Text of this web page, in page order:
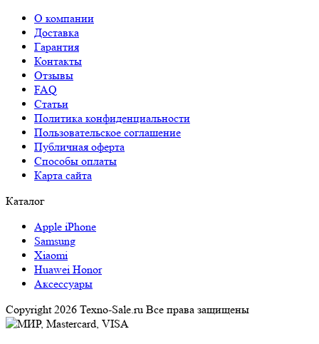
О компании
Доставка
Гарантия
Контакты
Отзывы
FAQ
Статьи
Политика конфиденциальности
Пользовательское соглашение
Публичная оферта
Способы оплаты
Карта сайта
Каталог
Apple iPhone
Samsung
Xiaomi
Huawei Honor
Аксессуары
Copyright 2026 Texno-Sale.ru Все права защищены